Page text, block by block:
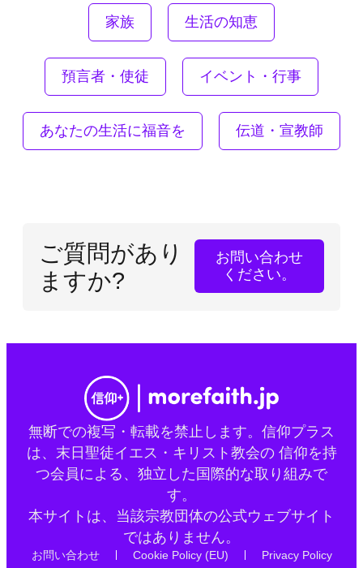
家族 生活の知恵
預言者・使徒 イベント・行事
あなたの生活に福音を 伝道・宣教師
ご質問があり
ますか?
お問い合わせ
ください。
無断での複写・転載を禁止します。信仰プラス
は、末日聖徒イエス・キリスト教会の 信仰を持
つ会員による、独立した国際的な取り組みで
す。
本サイトは、当該宗教団体の公式ウェブサイト
ではありません。
お問い合わせ Cookie Policy (EU) Privacy Policy